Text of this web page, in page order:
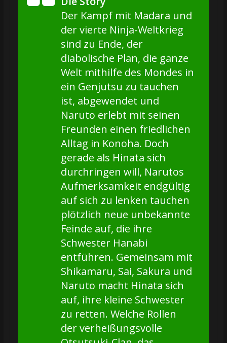
Der Kampf mit Madara und
der vierte Ninja-Weltkrieg
sind zu Ende, der
diabolische Plan, die ganze
Welt mithilfe des Mondes in
ein Genjutsu zu tauchen
ist, abgewendet und
Naruto erlebt mit seinen
Freunden einen friedlichen
Alltag in Konoha. Doch
gerade als Hinata sich
durchringen will, Narutos
Aufmerksamkeit endgültig
auf sich zu lenken tauchen
plötzlich neue unbekannte
Feinde auf, die ihre
Schwester Hanabi
entführen. Gemeinsam mit
Shikamaru, Sai, Sakura und
Naruto macht Hinata sich
auf, ihre kleine Schwester
zu retten. Welche Rollen
der verheißungsvolle